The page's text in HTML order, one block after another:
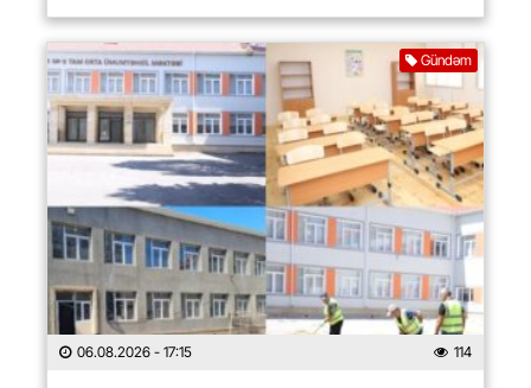
Gündəm
06.08.2026 - 17:15 114